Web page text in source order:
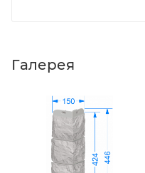
Галерея